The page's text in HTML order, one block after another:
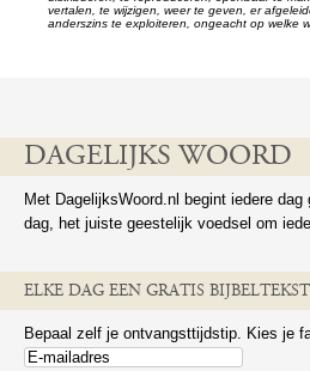
vertalen, te wijzigen, weer te geven, er
anderszins te exploiteren, ongeacht op welke
DAGELIJKS WOORD
Met DagelijksWoord.nl begint iedere
dag, het juiste geestelijk voedsel om
ELKE DAG EEN GRATIS
Bepaal zelf je ontvangsttijdstip. Kies je